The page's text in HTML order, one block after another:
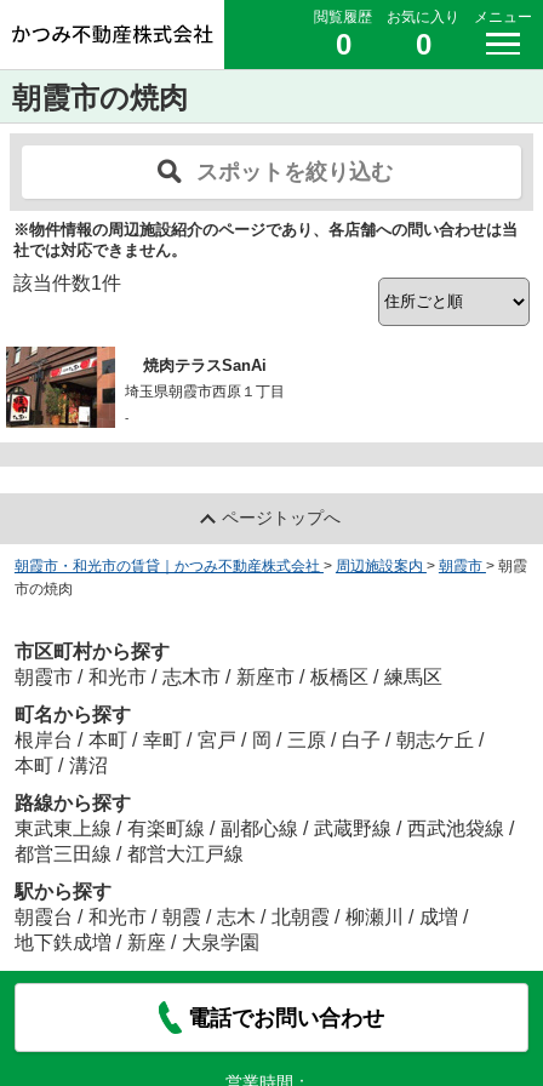
閲覧履歴
0
お気に入り
0
メニュー
朝霞市の焼肉
スポットを絞り込む
※物件情報の周辺施設紹介のページであり、各店舗への問い合わせは当
社では対応できません。
該当件数1件
焼肉テラスSanAi
埼玉県朝霞市西原１丁目
-
ページトップへ
朝霞市・和光市の賃貸｜かつみ不動産株式会社 > 周辺施設案内 > 朝霞市 > 朝霞
市の焼肉
市区町村から探す
朝霞市 / 和光市 / 志木市 / 新座市 / 板橋区 / 練馬区
町名から探す
根岸台 / 本町 / 幸町 / 宮戸 / 岡 / 三原 / 白子 / 朝志ケ丘 /
本町 / 溝沼
路線から探す
東武東上線 / 有楽町線 / 副都心線 / 武蔵野線 / 西武池袋線 /
都営三田線 / 都営大江戸線
駅から探す
朝霞台 / 和光市 / 朝霞 / 志木 / 北朝霞 / 柳瀬川 / 成増 /
地下鉄成増 / 新座 / 大泉学園
電話でお問い合わせ
営業時間：